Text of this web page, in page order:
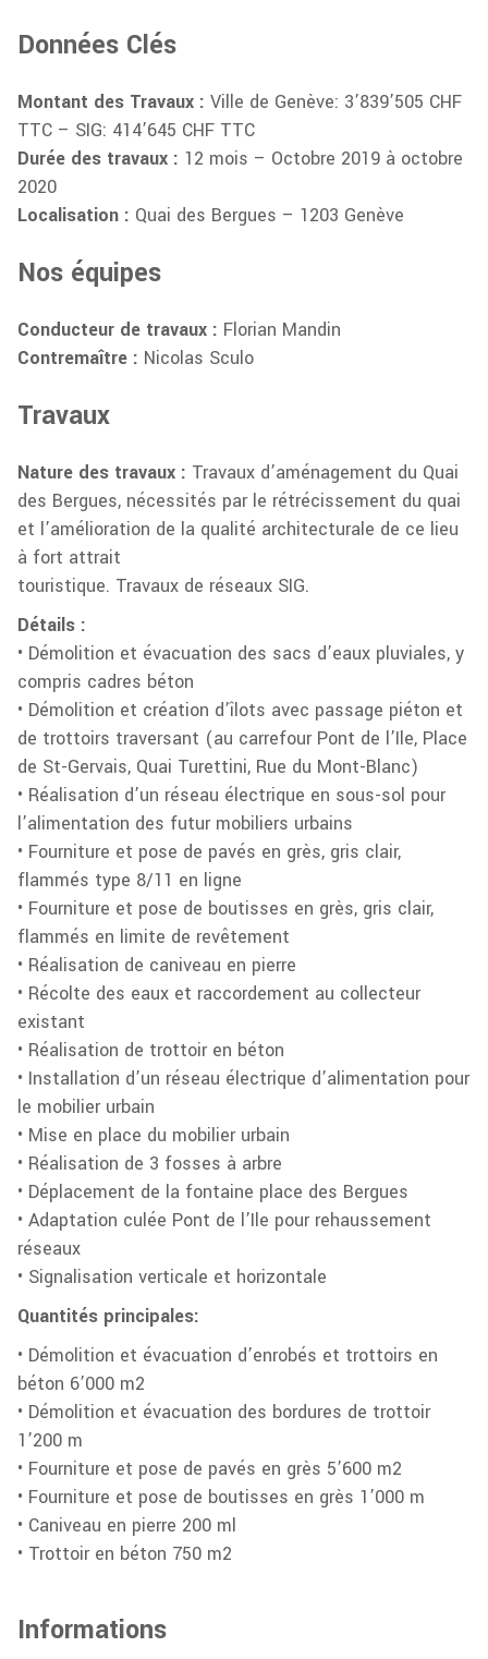
Données Clés
Montant des Travaux : Ville de Genève: 3’839’505 CHF
TTC – SIG: 414’645 CHF TTC
Durée des travaux : 12 mois – Octobre 2019 à octobre
2020
Localisation : Quai des Bergues – 1203 Genève
Nos équipes
Conducteur de travaux : Florian Mandin
Contremaître : Nicolas Sculo
Travaux
Nature des travaux : Travaux d’aménagement du Quai
des Bergues, nécessités par le rétrécissement du quai
et l’amélioration de la qualité architecturale de ce lieu
à fort attrait
touristique. Travaux de réseaux SIG.
Détails :
• Démolition et évacuation des sacs d’eaux pluviales, y
compris cadres béton
• Démolition et création d’îlots avec passage piéton et
de trottoirs traversant (au carrefour Pont de l’Ile, Place
de St-Gervais, Quai Turettini, Rue du Mont-Blanc)
• Réalisation d’un réseau électrique en sous-sol pour
l’alimentation des futur mobiliers urbains
• Fourniture et pose de pavés en grès, gris clair,
flammés type 8/11 en ligne
• Fourniture et pose de boutisses en grès, gris clair,
flammés en limite de revêtement
• Réalisation de caniveau en pierre
• Récolte des eaux et raccordement au collecteur
existant
• Réalisation de trottoir en béton
• Installation d’un réseau électrique d’alimentation pour
le mobilier urbain
• Mise en place du mobilier urbain
• Réalisation de 3 fosses à arbre
• Déplacement de la fontaine place des Bergues
• Adaptation culée Pont de l’Ile pour rehaussement
réseaux
• Signalisation verticale et horizontale
Quantités principales:
• Démolition et évacuation d’enrobés et trottoirs en
béton 6’000 m2
• Démolition et évacuation des bordures de trottoir
1’200 m
• Fourniture et pose de pavés en grès 5’600 m2
• Fourniture et pose de boutisses en grès 1’000 m
• Caniveau en pierre 200 ml
• Trottoir en béton 750 m2
Informations